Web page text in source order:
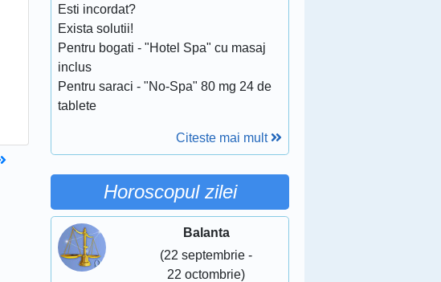
Esti incordat?
Exista solutii!
Pentru bogati - "Hotel Spa" cu masaj
inclus
Pentru saraci - "No-Spa" 80 mg 24 de
tablete
Citeste mai mult
Horoscopul zilei
Balanta
(22 septembrie -
22 octombrie)